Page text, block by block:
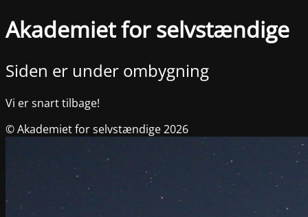
Akademiet for selvstændige
Siden er under ombygning
Vi er snart tilbage!
© Akademiet for selvstændige 2026